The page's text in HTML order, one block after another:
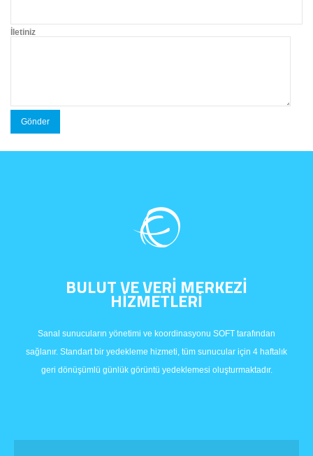
İletiniz
BULUT VE VERİ MERKEZİ
HİZMETLERİ
Sanal sunucuların yönetimi ve koordinasyonu SOFT tarafından
sağlanır. Standart bir yedekleme hizmeti, tüm sunucular için 4 haftalık
geri dönüşümlü günlük görüntü yedeklemesi oluşturmaktadır.